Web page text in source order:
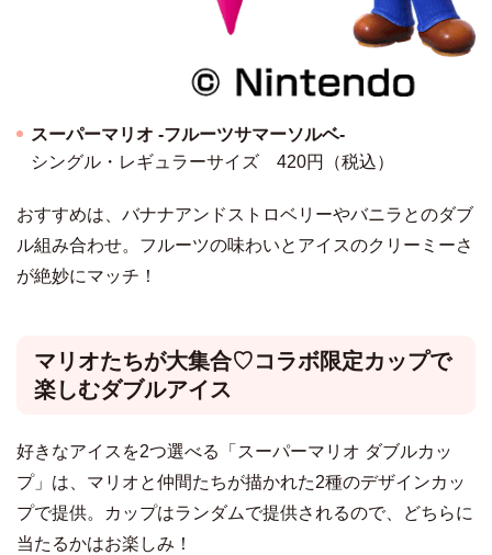
スーパーマリオ -フルーツサマーソルベ-
シングル・レギュラーサイズ 420円（税込）
おすすめは、バナナアンドストロベリーやバニラとのダブ
ル組み合わせ。フルーツの味わいとアイスのクリーミーさ
が絶妙にマッチ！
マリオたちが大集合♡コラボ限定カップで
楽しむダブルアイス
好きなアイスを2つ選べる「スーパーマリオ ダブルカッ
プ」は、マリオと仲間たちが描かれた2種のデザインカッ
プで提供。カップはランダムで提供されるので、どちらに
当たるかはお楽しみ！